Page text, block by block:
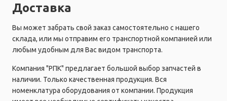
Доставка
Вы может забрать свой заказ самостоятельно с нашего
склада, или мы отправим его транспортной компанией или
любым удобным для Вас видом транспорта.
Компания "РПК" предлагает большой выбор запчастей в
наличии. Только качественная продукция. Вся
номенклатура оборудования от компании. Продукция